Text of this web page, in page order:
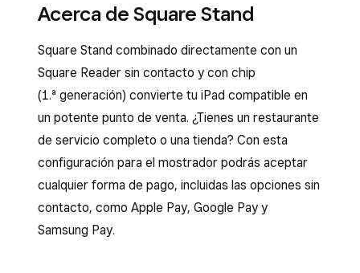
Acerca de Square Stand
Square Stand combinado directamente con un
Square Reader sin contacto y con chip
(1.ª generación) convierte tu iPad compatible en
un potente punto de venta. ¿Tienes un restaurante
de servicio completo o una tienda? Con esta
configuración para el mostrador podrás aceptar
cualquier forma de pago, incluidas las opciones sin
contacto, como Apple Pay, Google Pay y
Samsung Pay.